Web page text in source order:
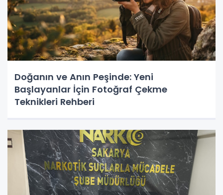
Doğanın ve Anın Peşinde: Yeni
Başlayanlar İçin Fotoğraf Çekme
Teknikleri Rehberi